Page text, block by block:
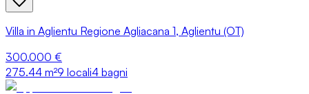
Villa in Aglientu Regione Agliacana 1, Aglientu (OT)
300.000 €
275.44 m²9 locali4 bagni